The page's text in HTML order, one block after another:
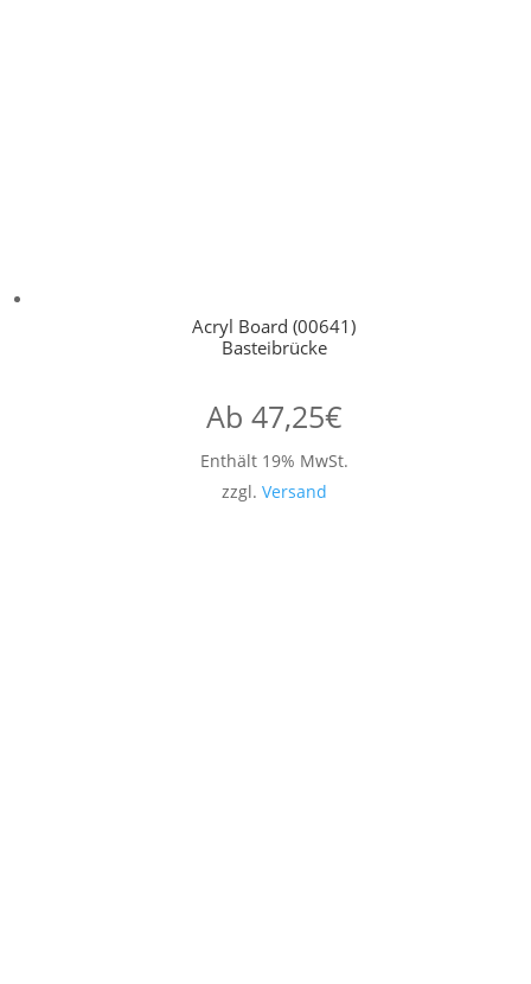
Acryl Board (00641)
Basteibrücke
Ab 47,25€
Enthält 19% MwSt.
zzgl. Versand